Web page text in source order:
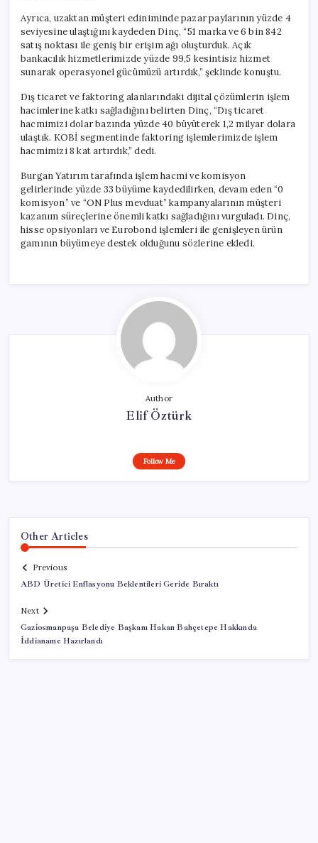
Ayrıca, uzaktan müşteri ediniminde pazar paylarının yüzde 4
seviyesine ulaştığını kaydeden Dinç, “51 marka ve 6 bin 842
satış noktası ile geniş bir erişim ağı oluşturduk. Açık
bankacılık hizmetlerimizde yüzde 99,5 kesintisiz hizmet
sunarak operasyonel gücümüzü artırdık,” şeklinde konuştu.
Dış ticaret ve faktoring alanlarındaki dijital çözümlerin işlem
hacimlerine katkı sağladığını belirten Dinç, “Dış ticaret
hacmimizi dolar bazında yüzde 40 büyüterek 1,2 milyar dolara
ulaştık. KOBİ segmentinde faktoring işlemlerimizde işlem
hacmimizi 8 kat artırdık,” dedi.
Burgan Yatırım tarafında işlem hacmi ve komisyon
gelirlerinde yüzde 33 büyüme kaydedilirken, devam eden “0
komisyon” ve “ON Plus mevduat” kampanyalarının müşteri
kazanım süreçlerine önemli katkı sağladığını vurguladı. Dinç,
hisse opsiyonları ve Eurobond işlemleri ile genişleyen ürün
gamının büyümeye destek olduğunu sözlerine ekledi.
Author
Elif Öztürk
Follow Me
Other Articles
Previous
ABD Üretici Enflasyonu Beklentileri Geride Bıraktı
Next
Gaziosmanpaşa Belediye Başkanı Hakan Bahçetepe Hakkında
İddianame Hazırlandı